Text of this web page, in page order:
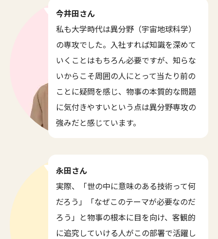
今井田さん
私も大学時代は異分野（宇宙地球科学）
の専攻でした。入社すれば知識を深めて
いくことはもちろん必要ですが、知らな
いからこそ周囲の人にとって当たり前の
ことに疑問を感じ、物事の本質的な問題
に気付きやすいという点は異分野専攻の
強みだと感じています。
永田さん
実際、「世の中に意味のある技術って何
だろう」「なぜこのテーマが必要なのだ
ろう」と物事の根本に目を向け、客観的
に追究していける人がこの部署で活躍し